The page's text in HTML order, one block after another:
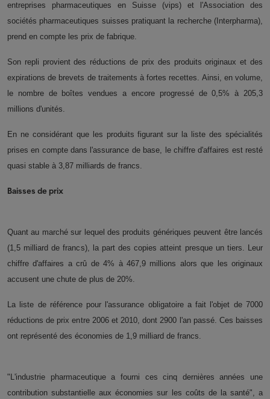
entreprises pharmaceutiques en Suisse (vips) et l'Association des
sociétés pharmaceutiques suisses pratiquant la recherche (Interpharma),
prend en compte les prix de fabrique.
Son repli provient des réductions de prix des produits originaux et des
expirations de brevets de traitements à fortes recettes. Ainsi, en volume,
le nombre de boîtes vendues a encore progressé de 0,5% à 205,3
millions d'unités.
En ne considérant que les produits figurant sur la liste des spécialités
prises en compte dans l'assurance de base, le chiffre d'affaires est resté
quasi stable à 3,87 milliards de francs.
Baisses de prix
Quant au marché sur lequel des produits génériques peuvent être lancés
(1,5 milliard de francs), la part des copies atteint presque un tiers. Leur
chiffre d'affaires a crû de 4% à 467,9 millions alors que les originaux
accusent une chute de plus de 20%.
La liste de référence pour l'assurance obligatoire a fait l'objet de 7000
réductions de prix entre 2006 et 2010, dont 2900 l'an passé. Ces baisses
ont représenté des économies de 1,9 milliard de francs.
"L'industrie pharmaceutique a fourni ces cinq dernières années une
contribution substantielle aux économies sur les coûts de la santé", a